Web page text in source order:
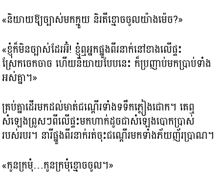
«និយាយឱ្យច្បាស់មកក្មួយ និរតីខ្មោចចូលយ៉ាងម៉េច?»
«ខ្ញុំក៏មិនច្បាស់ដែរអ៊ំ! ខ្ញុំឮអ្នកផ្នួងពីរនាក់នៅខាងលើផ្ទះ
ស្រែកចេកចាច ហើយនិយាយបែបនេះ ក៏ប្រញាប់មកប្រាប់ទាំង
អស់គ្នា។»
គ្រប់គ្នាដើរមកដល់មាត់ជណ្តើរទាំងទទឹកភ្លៀងជោក។ គេឮ
សំឡេងព្រូសៗពីលើផ្ទះមកហាក់ដូចជាសំឡេងបោកប្រាស់
របស់របរ។ នារីផ្នួងពីរនាក់រត់ចុះជណ្តើរមកទាំងភ័យញ័រប្រាណ។
«កូនក្រមុំ…កូនក្រមុំខ្មោចចូល។»